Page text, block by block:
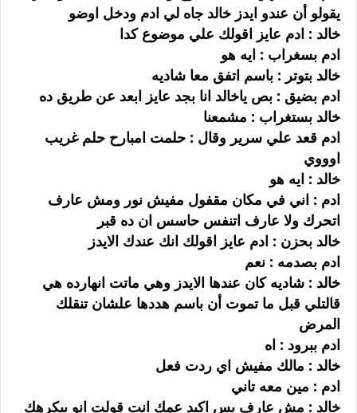
يقولو أن عندو ايدز خالد جاه لي ادم ودخل اوضو
خالد : ادم عايز اقولك علي موضوع كدا
ادم بسغراب : ايه هو
خالد بتوتر : باسم اتفق معا شاديه
ادم بضيق : بص ياخالد انا بجد عايز ابعد عن طريق ده
خالد بستغراب : مشمعنا
ادم قعد علي سرير وقال : حلمت امبارح حلم غريب
اوووي
خالد : ايه هو
ادم : اني في مكان مقفول مفيش نور ومش عارف
اتحرك ولا عارف اتنفس حاسس ان ده قبر
خالد بحزن : ادم عايز اقولك انك عندك الايدز
ادم بصدمه : نعم
خالد : شاديه كان عندها الايدز وهي ماتت انهارده هي
قالتلي قبل ما تموت أن باسم هددها علشان تنقلك
المرض
ادم ببرود : اه
خالد : مالك مفيش اي ردت فعل
ادم : مين معه تاني
خالد : مش عارف بس اكيد عمك انت قولت انو بيكرهك